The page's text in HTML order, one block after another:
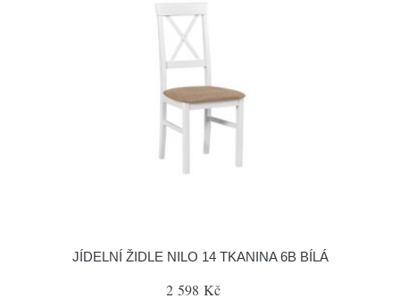
JÍDELNÍ ŽIDLE NILO 14 TKANINA 6B BÍLÁ
2 598 Kč